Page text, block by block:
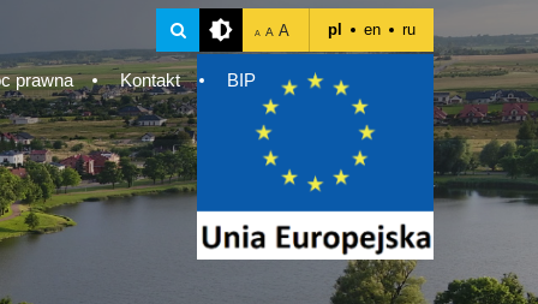
A A A pl en ru
prawna Kontakt BIP